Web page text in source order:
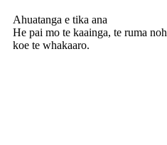
Ahuatanga e tika ana
He pai mo te kaainga, te ruma
koe te whakaaro.